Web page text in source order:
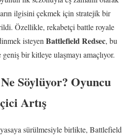
ilgisini çekmek için stratejik bir
Özellikle, rekabetçi battle royale
isteyen Battlefield Redsec, bu
bir kitleye ulaşmayı amaçlıyor.
Söylüyor? Oyuncu
Artış
sürülmesiyle birlikte, Battlefield